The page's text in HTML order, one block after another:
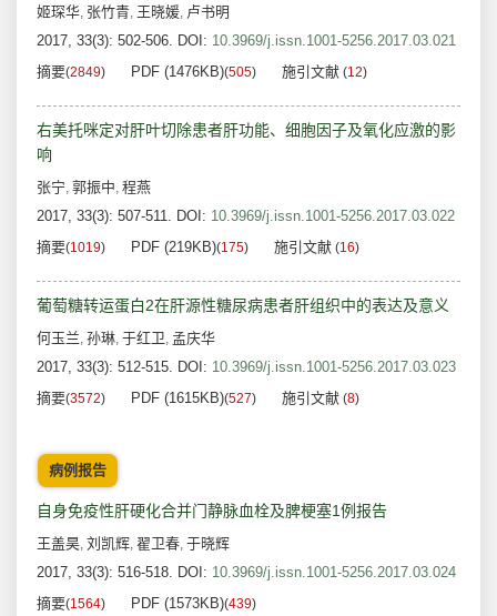
姬琛华, 张竹青, 王晓媛, 卢书明
2017, 33(3): 502-506. DOI: 10.3969/j.issn.1001-5256.2017.03.021
摘要(2849) PDF (1476KB)(505) 施引文献 (12)
右美托咪定对肝叶切除患者肝功能、细胞因子及氧化应激的影
响
张宁, 郭振中, 程燕
2017, 33(3): 507-511. DOI: 10.3969/j.issn.1001-5256.2017.03.022
摘要(1019) PDF (219KB)(175) 施引文献 (16)
葡萄糖转运蛋白2在肝源性糖尿病患者肝组织中的表达及意义
何玉兰, 孙琳, 于红卫, 孟庆华
2017, 33(3): 512-515. DOI: 10.3969/j.issn.1001-5256.2017.03.023
摘要(3572) PDF (1615KB)(527) 施引文献 (8)
病例报告
自身免疫性肝硬化合并门静脉血栓及脾梗塞1例报告
王盖昊, 刘凯辉, 翟卫春, 于晓辉
2017, 33(3): 516-518. DOI: 10.3969/j.issn.1001-5256.2017.03.024
摘要(1564) PDF (1573KB)(439)